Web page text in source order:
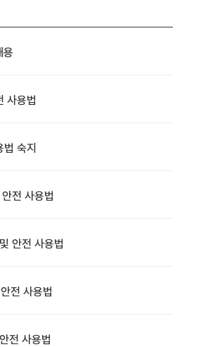
용
사용법
숙지
전 사용법
안전 사용법
전 사용법
전 사용법